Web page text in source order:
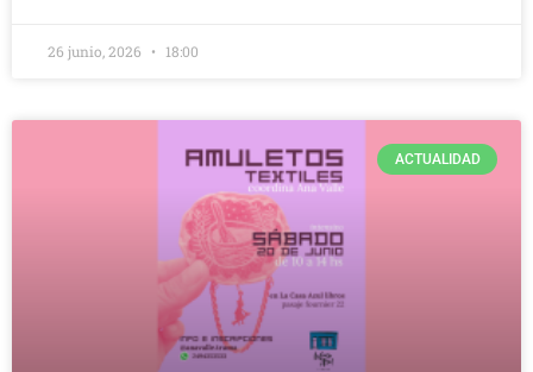
26 junio, 2026 18:00
ACTUALIDAD